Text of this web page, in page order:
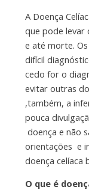
A Doença
que pode levar
e até morte.
difícil
cedo for o
evitar outras
,também, a
pouca
doença e não
orientações e
doença celíaca
O que é